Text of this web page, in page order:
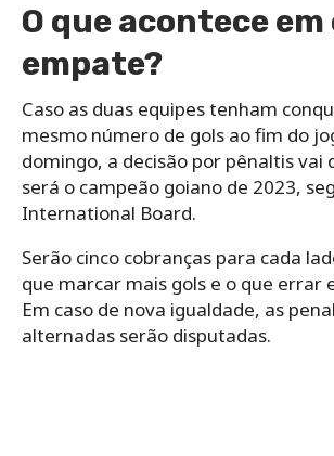
O que acontece em
empate?
Caso as duas equipes tenham
mesmo número de gols ao fim do
domingo, a decisão por pênaltis vai
será o campeão goiano de 2023,
International Board.
Serão cinco cobranças para cada
que marcar mais gols e o que errar
Em caso de nova igualdade, as
alternadas serão disputadas.